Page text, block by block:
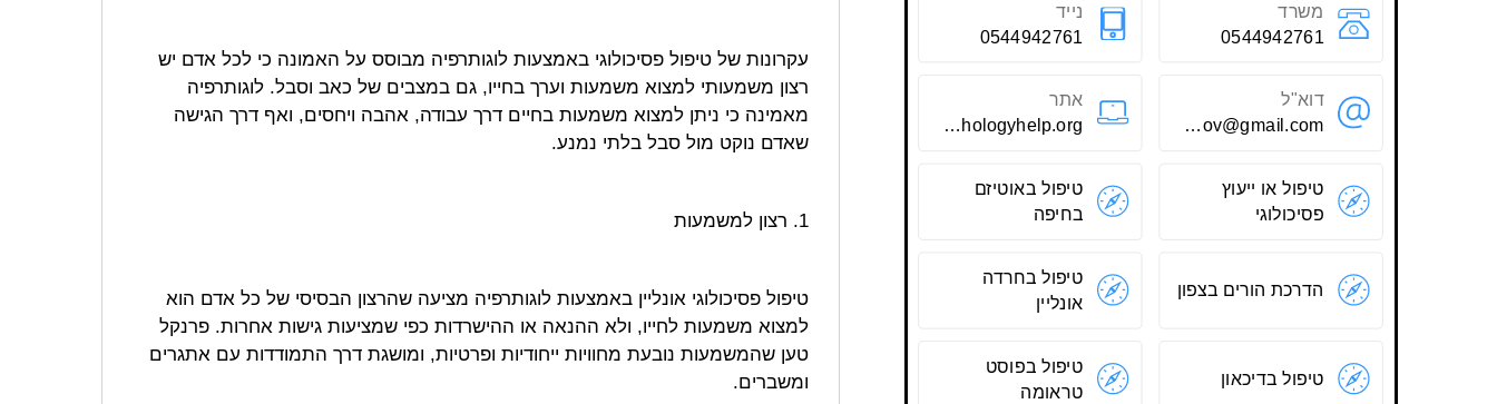
משרד
0544942761
נייד
0544942761
דוא"ל
ilonagolkov@gmail.com
אתר
https://psychologyhelp.org/
טיפול או ייעוץ
פסיכולוגי
טיפול באוטיזם
בחיפה
הדרכת הורים בצפון
טיפול בחרדה
אונליין
טיפול בדיכאון
טיפול בפוסט
טראומה
עקרונות של טיפול פסיכולוגי באמצעות לוגותרפיה מבוסס על האמונה כי לכל אדם יש
רצון משמעותי למצוא משמעות וערך בחייו, גם במצבים של כאב וסבל. לוגותרפיה
מאמינה כי ניתן למצוא משמעות בחיים דרך עבודה, אהבה ויחסים, ואף דרך הגישה
שאדם נוקט מול סבל בלתי נמנע.
1. רצון למשמעות
טיפול פסיכולוגי אונליין באמצעות לוגותרפיה מציעה שהרצון הבסיסי של כל אדם הוא
למצוא משמעות לחייו, ולא ההנאה או ההישרדות כפי שמציעות גישות אחרות. פרנקל
טען שהמשמעות נובעת מחוויות ייחודיות ופרטיות, ומושגת דרך התמודדות עם אתגרים
ומשברים.